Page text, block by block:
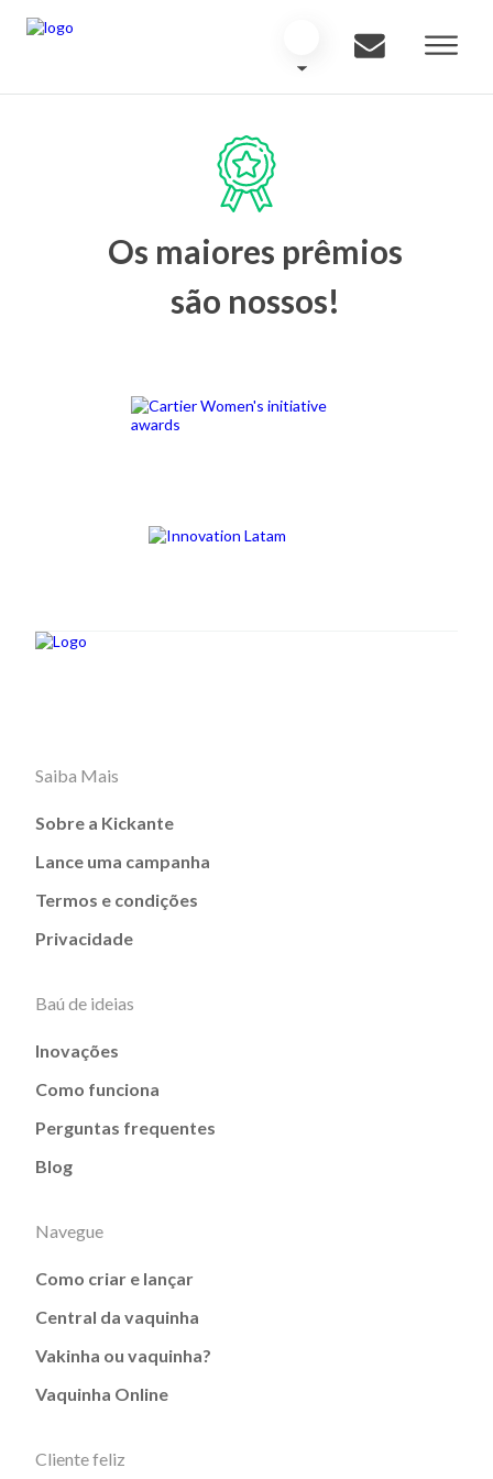
Os maiores prêmios
são nossos!
Saiba Mais
Sobre a Kickante
Lance uma campanha
Termos e condições
Privacidade
Baú de ideias
Inovações
Como funciona
Perguntas frequentes
Blog
Navegue
Como criar e lançar
Central da vaquinha
Vakinha ou vaquinha?
Vaquinha Online
Cliente feliz